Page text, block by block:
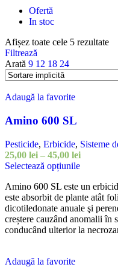
Ofertă
In stoc
Afișez toate cele 5 rezultate
Filtrează
Arată 9 12 18 24
Adaugă la favorite
Amino 600 SL
Pesticide, Erbicide, Sisteme
25,00 lei – 45,00 leiInterval
25,00 lei
până
la
45,00 lei
Selectează opțiunileAcest
are
mai
multe
variații.
Opțiunile
Amino 600 SL este un
este absorbit de plante atât
dicotiledonate anuale şi
creștere cauzând anomalii în
conducând ulterior la
Adaugă la favorite